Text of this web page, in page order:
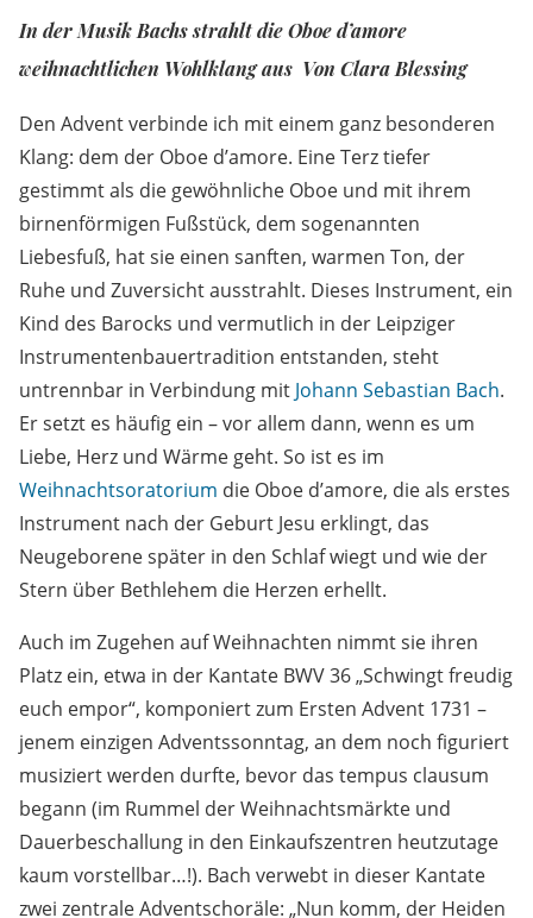
Den Advent verbinde ich mit einem ganz besonderen
Klang: dem der Oboe d’amore. Eine Terz tiefer
gestimmt als die gewöhnliche Oboe und mit ihrem
birnenförmigen Fußstück, dem sogenannten
Liebesfuß, hat sie einen sanften, warmen Ton, der
Ruhe und Zuversicht ausstrahlt. Dieses Instrument, ein
Kind des Barocks und vermutlich in der Leipziger
Instrumentenbauertradition entstanden, steht
untrennbar in Verbindung mit
Johann Sebastian Bach
Er setzt es häufig ein – vor allem dann, wenn es um
Liebe, Herz und Wärme geht. So ist es im
Weihnachtsoratoriumdie Oboe d’amore, die als erstes
Instrument nach der Geburt Jesu erklingt, das
Neugeborene später in den Schlaf wiegt und wie der
Auch im Zugehen auf Weihnachten nimmt sie ihren
Platz ein, etwa in der Kantate BWV 36 „Schwingt freudig
euch empor“, komponiert zum Ersten Advent 1731 –
jenem einzigen Adventssonntag, an dem noch figuriert
musiziert werden durfte, bevor das tempus clausum
begann (im Rummel der Weihnachtsmärkte und
Dauerbeschallung in den Einkaufszentren heutzutage
kaum vorstellbar…!). Bach verwebt in dieser Kantate